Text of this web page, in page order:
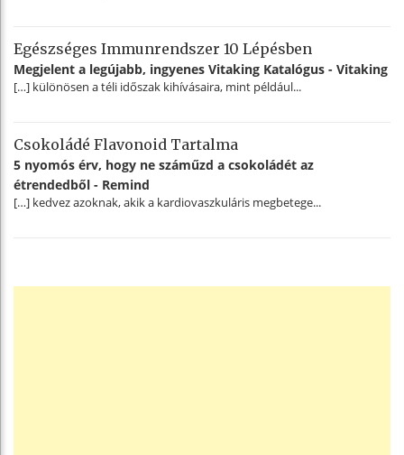
Egészséges Immunrendszer 10 Lépésben
Megjelent a legújabb, ingyenes Vitaking Katalógus - Vitaking
[…] különösen a téli időszak kihívásaira, mint például...
Csokoládé Flavonoid Tartalma
5 nyomós érv, hogy ne száműzd a csokoládét az
étrendedből - Remind
[…] kedvez azoknak, akik a kardiovaszkuláris megbetege...